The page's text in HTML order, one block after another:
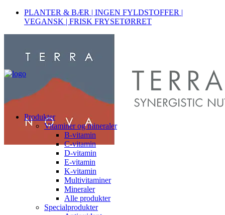
PLANTER & BÆR | INGEN FYLDSTOFFER |
VEGANSK | FRISK FRYSETØRRET
Produkter
Vitaminer og mineraler
B-vitamin
C-vitamin
D-vitamin
E-vitamin
K-vitamin
Multivitaminer
Mineraler
Alle produkter
Specialprodukter